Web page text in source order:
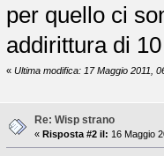
per quello ci
addirittura di
« Ultima modifica: 17 Maggio 2011,
Re: Wisp strano
« Risposta #2 il: 16 Maggio